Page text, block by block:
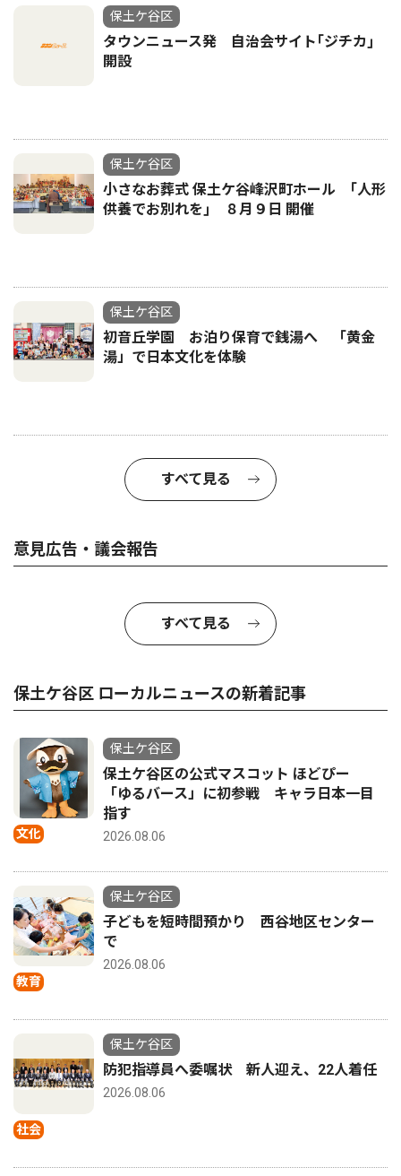
保土ケ谷区
タウンニュース発 自治会サイト｢ジチカ｣
開設
保土ケ谷区
小さなお葬式 保土ケ谷峰沢町ホール ｢人形
供養でお別れを｣ ８月９日 開催
保土ケ谷区
初音丘学園 お泊り保育で銭湯へ 「黄金
湯」で日本文化を体験
すべて見る
意見広告・議会報告
すべて見る
保土ケ谷区 ローカルニュースの新着記事
文化
保土ケ谷区
保土ケ谷区の公式マスコット ほどぴー
「ゆるバース」に初参戦 キャラ日本一目
指す
2026.08.06
教育
保土ケ谷区
子どもを短時間預かり 西谷地区センター
で
2026.08.06
社会
保土ケ谷区
防犯指導員へ委嘱状 新人迎え、22人着任
2026.08.06